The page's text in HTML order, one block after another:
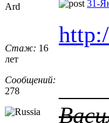
Ard
Стаж: 16
лет
Сообщений:
278
31-